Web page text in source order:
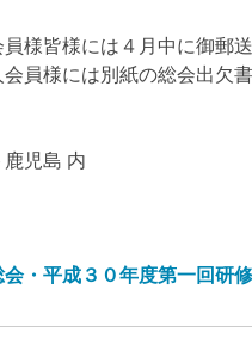
様皆様には４月中に御郵
員様には別紙の総会出欠
児島 内
・平成３０年度第一回研